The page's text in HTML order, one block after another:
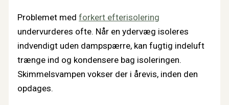
Problemet medforkert efterisolering
undervurderes ofte. Når en ydervæg isoleres
indvendigt uden dampspærre, kan fugtig indeluft
trænge ind og kondensere bag isoleringen.
Skimmelsvampen vokser der i årevis, inden den
opdages.